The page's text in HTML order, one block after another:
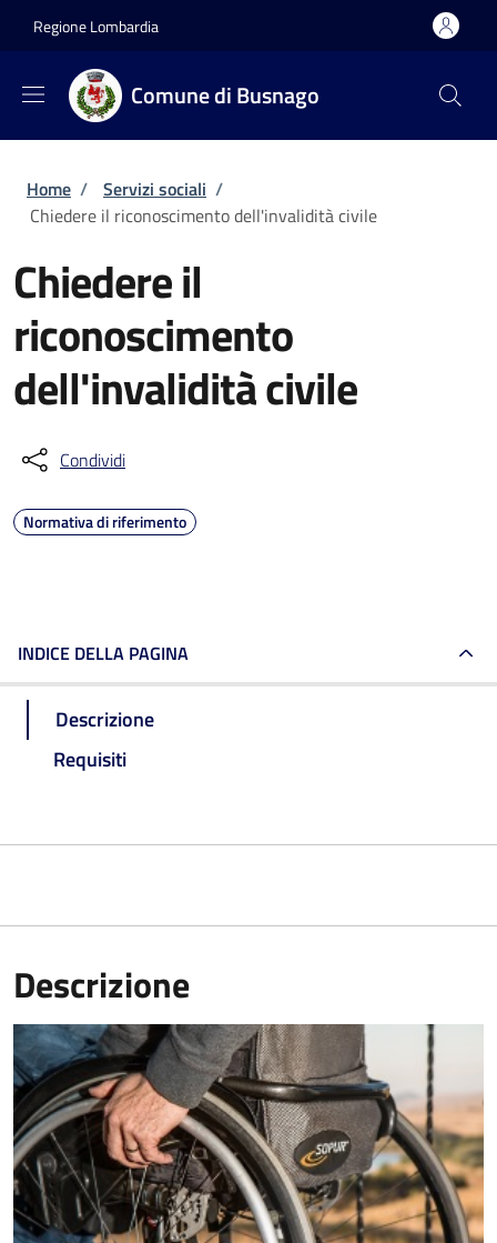
Regione Lombardia
Comune di Busnago
Briciole di pane
Home / Servizi sociali /
Chiedere il riconoscimento dell'invalidità civile
Chiedere il
riconoscimento
dell'invalidità civile
Condividi
Normativa di riferimento
INDICE DELLA PAGINA
Descrizione
Requisiti
Descrizione